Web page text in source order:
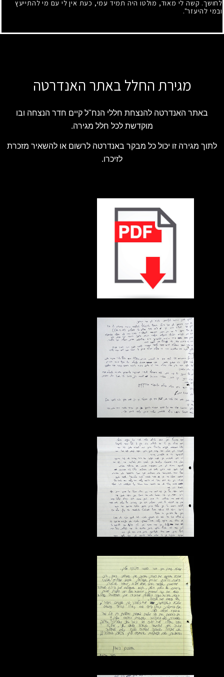
לחושך. קשה לי מאוד, מולטו היה תמיד עמי, כעת אין לי עם מי להתייעץ
ובמי להיעזר".
מגירת החלל באתר האנדרטה
באתר האנדרטה להנצחת חללי הנח"ל קיים חדר הנצחה ובו
מוקדשת לכל חלל מגירה.
לתוך מגירה זו יכול כל מבקר באנדרטה לרשום או להשאיר מזכרת
לזיכרו.